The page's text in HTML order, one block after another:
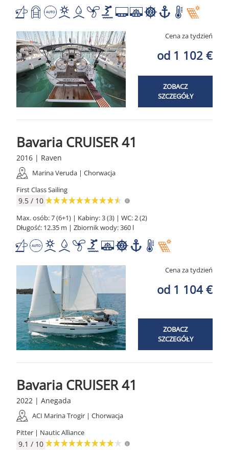
Cena za tydzień
od 1 102 €
ZOBACZ
SZCZEGÓŁY
Bavaria CRUISER 41
2016 | Raven
Marina Veruda | Chorwacja
First Class Sailing
9.5 / 10
Max. osób: 7 (6+1) | Kabiny: 3 (3) | WC: 2 (2)
Długość: 12.35 m | Zbiornik wody: 360 l
Cena za tydzień
od 1 104 €
ZOBACZ
SZCZEGÓŁY
Bavaria CRUISER 41
2022 | Anegada
ACI Marina Trogir | Chorwacja
Pitter | Nautic Alliance
9.1 / 10